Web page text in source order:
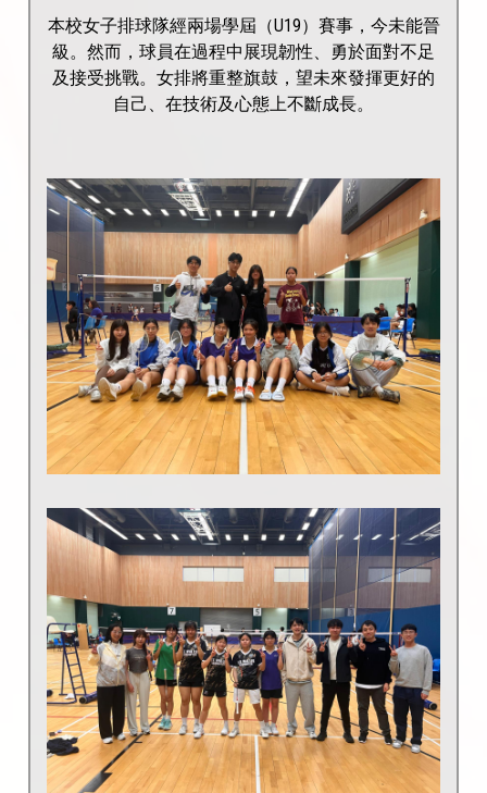
本校女子排球隊經兩場學屆（U19）賽事，今未能晉
級。然而，球員在過程中展現韌性、勇於面對不足
及接受挑戰。女排將重整旗鼓，望未來發揮更好的
自己、在技術及心態上不斷成長。